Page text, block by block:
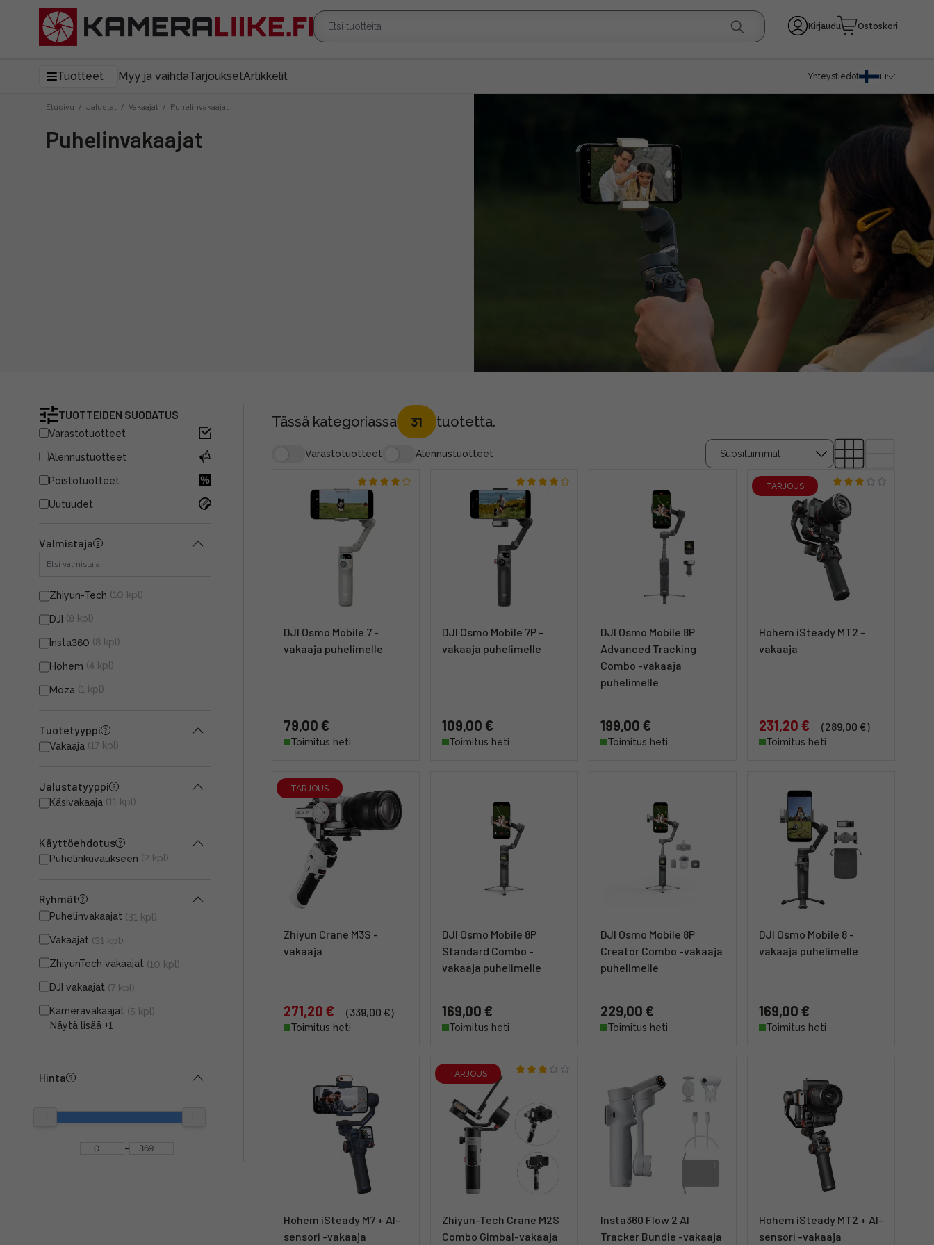
Kirjaudu Ostoskori
Tuotteet Myy ja vaihdaTarjouksetArtikkelit Yhteystiedot FI
Etusivu / Jalustat / Vakaajat / Puhelinvakaajat
Puhelinvakaajat
TUOTTEIDEN SUODATUS
Varastotuotteet
Alennustuotteet
Poistotuotteet
Uutuudet
Valmistaja
Zhiyun-Tech (10 kpl)
DJI (8 kpl)
Insta360 (8 kpl)
Hohem (4 kpl)
Moza (1 kpl)
Tuotetyyppi
Vakaaja (17 kpl)
Jalustatyyppi
Käsivakaaja (11 kpl)
Käyttöehdotus
Puhelinkuvaukseen (2 kpl)
Ryhmät
Puhelinvakaajat (31 kpl)
Vakaajat (31 kpl)
ZhiyunTech vakaajat (10 kpl)
DJI vakaajat (7 kpl)
Kameravakaajat (5 kpl)
Näytä lisää +1
Hinta
-
Tässä kategoriassa 31 tuotetta.
Varastotuotteet Alennustuotteet
DJI Osmo Mobile 7 -
vakaaja puhelimelle
79,00 €
Toimitus heti
DJI Osmo Mobile 7P -
vakaaja puhelimelle
109,00 €
Toimitus heti
DJI Osmo Mobile 8P
Advanced Tracking
Combo -vakaaja
puhelimelle
199,00 €
Toimitus heti
TARJOUS
Hohem iSteady MT2 -
vakaaja
231,20 € (289,00 €)
Toimitus heti
TARJOUS
Zhiyun Crane M3S -
vakaaja
271,20 € (339,00 €)
Toimitus heti
DJI Osmo Mobile 8P
Standard Combo -
vakaaja puhelimelle
169,00 €
Toimitus heti
DJI Osmo Mobile 8P
Creator Combo -vakaaja
puhelimelle
229,00 €
Toimitus heti
DJI Osmo Mobile 8 -
vakaaja puhelimelle
169,00 €
Toimitus heti
Hohem iSteady M7 + AI-
sensori -vakaaja
TARJOUS
Zhiyun-Tech Crane M2S
Combo Gimbal-vakaaja
Insta360 Flow 2 AI
Tracker Bundle -vakaaja
Hohem iSteady MT2 + AI-
sensori -vakaaja